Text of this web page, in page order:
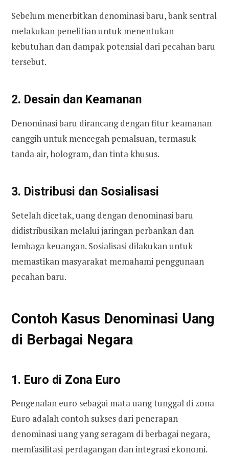
Sebelum menerbitkan denominasi baru, bank sentral
melakukan penelitian untuk menentukan
kebutuhan dan dampak potensial dari pecahan baru
tersebut.
2. Desain dan Keamanan
Denominasi baru dirancang dengan fitur keamanan
canggih untuk mencegah pemalsuan, termasuk
tanda air, hologram, dan tinta khusus.
3. Distribusi dan Sosialisasi
Setelah dicetak, uang dengan denominasi baru
didistribusikan melalui jaringan perbankan dan
lembaga keuangan. Sosialisasi dilakukan untuk
memastikan masyarakat memahami penggunaan
pecahan baru.
Contoh Kasus Denominasi Uang
di Berbagai Negara
1. Euro di Zona Euro
Pengenalan euro sebagai mata uang tunggal di zona
Euro adalah contoh sukses dari penerapan
denominasi uang yang seragam di berbagai negara,
memfasilitasi perdagangan dan integrasi ekonomi.